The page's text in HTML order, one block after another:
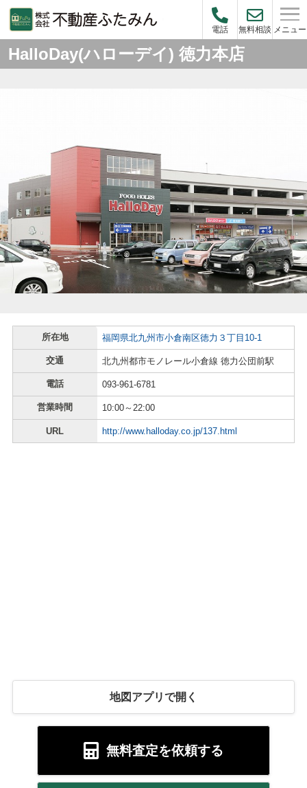
電話 無料相談 メニュー
HalloDay(ハローデイ) 徳力本店
所在地 福岡県北九州市小倉南区徳力３丁目10-1
交通 北九州都市モノレール小倉線 徳力公団前駅
電話 093-961-6781
営業時間 10:00～22:00
URL http://www.halloday.co.jp/137.html
地図アプリで開く
無料査定を依頼する